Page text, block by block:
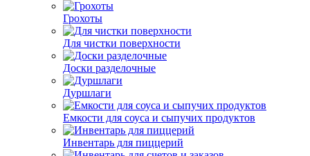
Грохоты
Для чистки поверхности
Доски разделочные
Дуршлаги
Емкости для соуса и сыпучих продуктов
Инвентарь для пиццерий